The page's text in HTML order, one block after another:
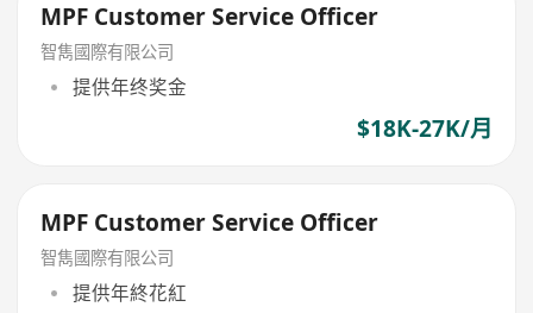
MPF Customer Service Officer
智雋國際有限公司
提供年终奖金
$18K-27K/月
MPF Customer Service Officer
智雋國際有限公司
提供年終花紅